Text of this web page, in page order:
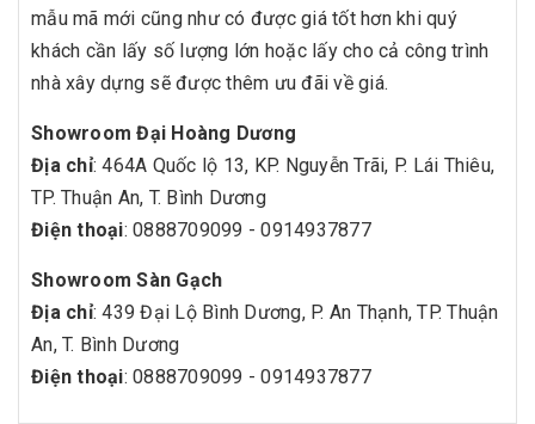
mẫu mã mới cũng như có được giá tốt hơn khi quý
khách cần lấy số lượng lớn hoặc lấy cho cả công trình
nhà xây dựng sẽ được thêm ưu đãi về giá.
Showroom Đại Hoàng Dương
Địa chỉ: 464A Quốc lộ 13, KP. Nguyễn Trãi, P. Lái Thiêu,
TP. Thuận An, T. Bình Dương
Điện thoại: 0888709099 - 0914937877
Showroom Sàn Gạch
Địa chỉ: 439 Đại Lộ Bình Dương, P. An Thạnh, TP. Thuận
An, T. Bình Dương
Điện thoại: 0888709099 - 0914937877